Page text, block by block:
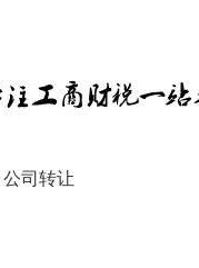
公司转让